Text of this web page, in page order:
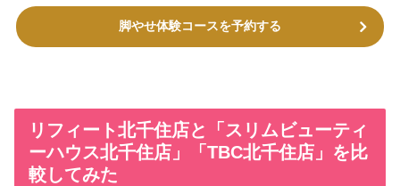
脚やせ体験コースを予約する
リフィート北千住店と「スリムビューティ
ーハウス北千住店」「TBC北千住店」を比
較してみた